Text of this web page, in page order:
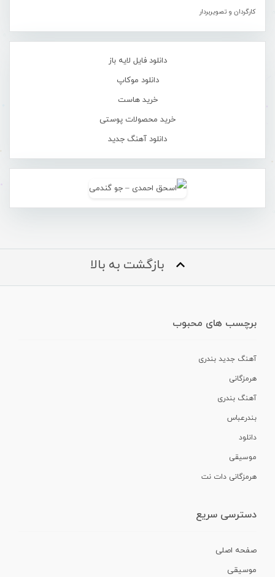
کارگردان و تصویربردار
دانلود فایل لایه باز
دانلود موکاپ
خرید هاست
خرید محصولات پوستی
دانلود آهنگ جدید
بازگشت به بالا
برچسب های محبوب
آهنگ جدید بندری
هرمزگانی
آهنگ بندری
بندرعباس
دانلود
موسیقی
هرمزگانی دات نت
دسترسی سریع
صفحه اصلی
موسیقی